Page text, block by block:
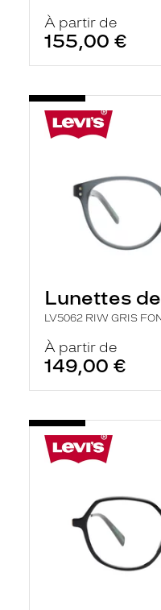
À partir de
155,00 €
Lunettes
LV5062 RIW GRIS
À partir de
149,00 €